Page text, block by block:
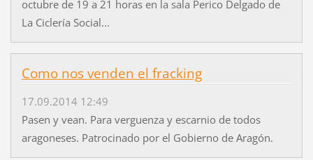
octubre de 19 a 21 horas en la sala Perico Delgado de
La Ciclería Social...
Como nos venden el fracking
17.09.2014 12:49
Pasen y vean. Para verguenza y escarnio de todos
aragoneses. Patrocinado por el Gobierno de Aragón.